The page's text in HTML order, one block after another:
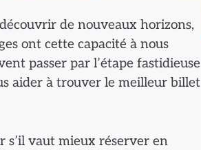
de nouveaux horizons,
ont cette capacité à nous
passer par l’étape fastidieuse
aider à trouver le meilleur billet
s’il vaut mieux réserver en